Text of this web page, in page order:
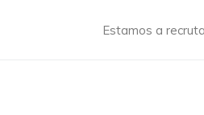
Estamos a